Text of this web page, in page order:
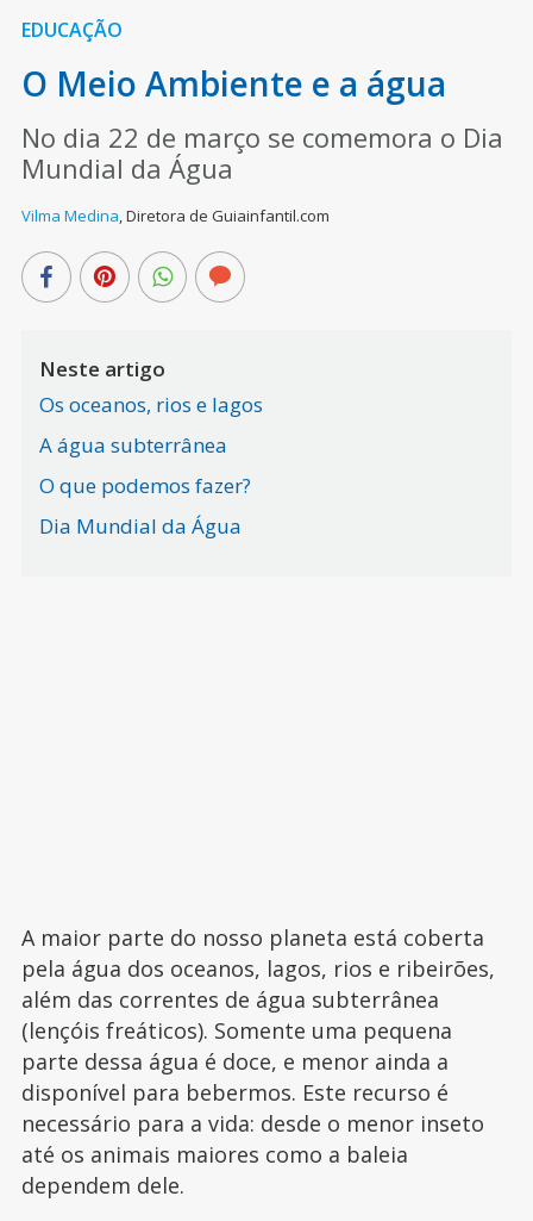
EDUCAÇÃO
O Meio Ambiente e a água
No dia 22 de março se comemora o Dia
Mundial da Água
Vilma Medina,Diretora de Guiainfantil.com
Neste artigo
Os oceanos, rios e lagos
A água subterrânea
O que podemos fazer?
Dia Mundial da Água
A maior parte do nosso planeta está coberta
pela água dos oceanos, lagos, rios e ribeirões,
além das correntes de água subterrânea
(lençóis freáticos). Somente uma pequena
parte dessa água é doce, e menor ainda a
disponível para bebermos. Este recurso é
necessário para a vida: desde o menor inseto
até os animais maiores como a baleia
dependem dele.